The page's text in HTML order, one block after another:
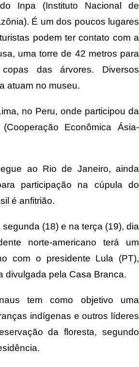
Inpa (Instituto Nacional de
É um dos poucos lugares
podem ter contato com a
uma torre de 42 metros para
das árvores. Diversos
atuam no museu.
no Peru, onde participou da
Econômica Ásia-
ao Rio de Janeiro, ainda
participação na cúpula do
é anfitrião.
(18) e na terça (19), dia
norte-americano terá um
com o presidente Lula (PT),
divulgada pela Casa Branca.
tem como objetivo uma
indígenas e outros líderes
da floresta, segundo